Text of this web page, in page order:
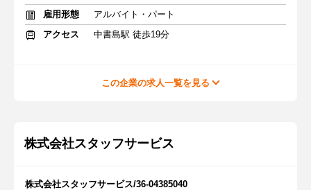
雇用形態
アルバイト・パート
アクセス
中書島駅 徒歩19分
この企業の求人一覧を見る
株式会社スタッフサービス
株式会社スタッフサービス/36-04385040